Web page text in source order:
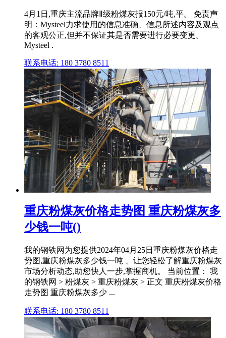
4月1日,重庆主流品牌Ⅱ级粉煤灰报150元/吨,平。 免责声
明：Mysteel力求使用的信息准确、信息所述内容及观点
的客观公正,但并不保证其是否需要进行必要变更。
Mysteel .
联系电话: 180 3780 8511
重庆粉煤灰价格走势图 重庆粉煤灰多
少钱一吨()
我的钢铁网为您提供2024年04月25日重庆粉煤灰价格走
势图,重庆粉煤灰多少钱一吨 、让您轻松了解重庆粉煤灰
市场分析动态,助您快人一步,掌握商机。 当前位置： 我
的钢铁网 > 粉煤灰 > 重庆粉煤灰 > 正文 重庆粉煤灰价格
走势图 重庆粉煤灰多少 ...
联系电话: 180 3780 8511